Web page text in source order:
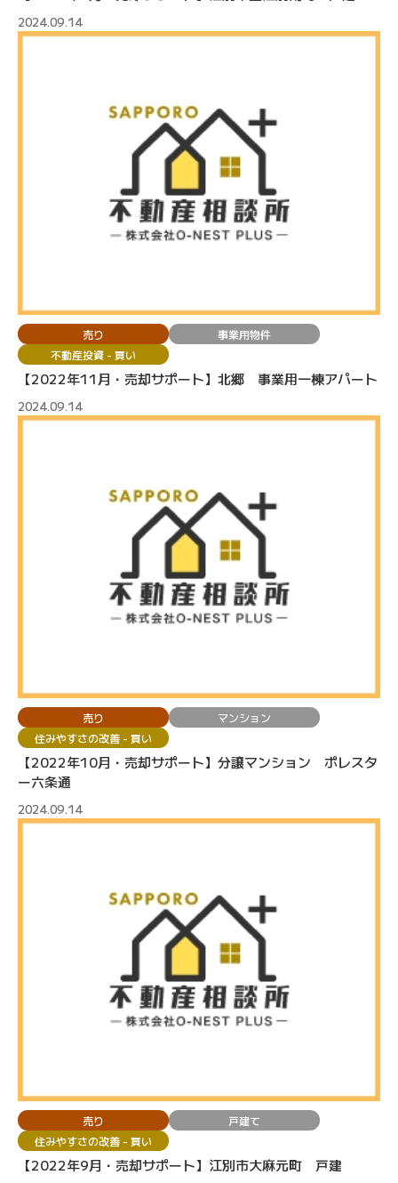
2024.09.14
売り
事業用物件
不動産投資 - 買い
【2022年11月・売却サポート】北郷 事業用一棟アパート
2024.09.14
売り
マンション
住みやすさの改善 - 買い
【2022年10月・売却サポート】分譲マンション ポレスタ
ー六条通
2024.09.14
売り
戸建て
住みやすさの改善 - 買い
【2022年9月・売却サポート】江別市大麻元町 戸建